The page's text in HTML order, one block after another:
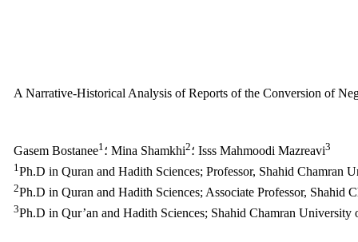
A Narrative-Historical Analysis of Reports of the Conversion of
Gasem Bostanee1 ؛ Mina Shamkhi2 ؛ Isss Mahmoodi Mazreavi3
1 Ph.D in Quran and Hadith Sciences; Professor, Shahid Chamran
2Ph.D in Quran and Hadith Sciences; Associate Professor, Shahid
3Ph.D in Qur’an and Hadith Sciences; Shahid Chamran